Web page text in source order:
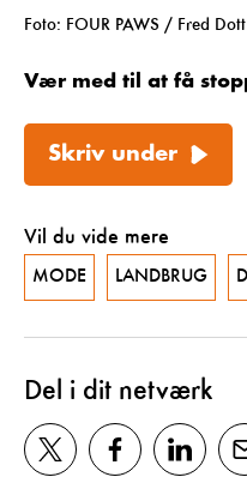
Foto: FOUR PAWS / Fred Dott
Vær med til at få
Skriv under
Vil du vide mere
MODE LANDBRUG
Del i dit netværk